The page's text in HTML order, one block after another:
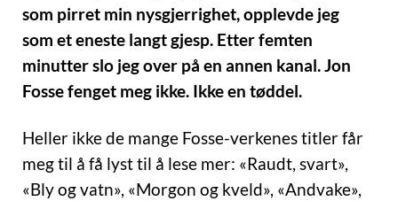
som pirret min nysgjerrighet, opplevde jeg
som et eneste langt gjesp. Etter femten
minutter slo jeg over på en annen kanal. Jon
Fosse fenget meg ikke. Ikke en tøddel.
Heller ikke de mange Fosse-verkenes titler får
meg til å få lyst til å lese mer: «Raudt, svart»,
«Bly og vatn», «Morgon og kveld», «Andvake»,